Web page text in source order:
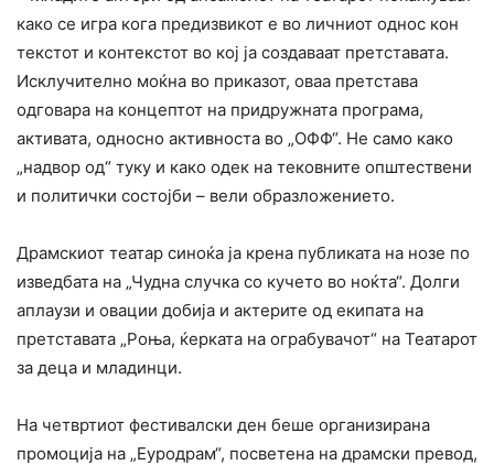
како се игра кога предизвикот е во личниот однос кон
текстот и контекстот во кој ја создаваат претставата.
Исклучително моќна во приказот, оваа претстава
одговара на концептот на придружната програма,
активата, односно активноста во „ОФФ“. Не само како
„надвор од“ туку и како одек на тековните општествени
и политички состојби – вели образложението.
Драмскиот театар синоќа ја крена публиката на нозе по
изведбата на „Чудна случка со кучето во ноќта“. Долги
аплаузи и овации добија и актерите од екипата на
претставата „Роња, ќерката на ограбувачот“ на Театарот
за деца и младинци.
На четвртиот фестивалски ден беше организирана
промоција на „Еуродрам“, посветена на драмски превод,